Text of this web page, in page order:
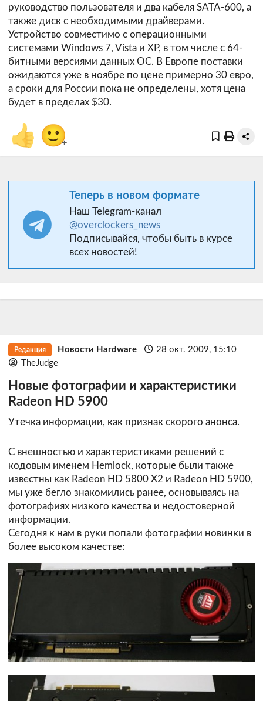
руководство пользователя и два кабеля SATA-600, а
также диск с необходимыми драйверами.
Устройство совместимо с операционными
системами Windows 7, Vista и XP, в том числе с 64-
битными версиями данных ОС. В Европе поставки
ожидаются уже в ноябре по цене примерно 30 евро,
а сроки для России пока не определены, хотя цена
будет в пределах $30.
👍 🙂+
Теперь в новом формате
Наш Telegram-канал
@overclockers_news
Подписывайся, чтобы быть в курсе
всех новостей!
Редакция Новости Hardware
28 окт. 2009, 15:10
TheJudge
Новые фотографии и характеристики
Radeon HD 5900
Утечка информации, как признак скорого анонса.
С внешностью и характеристиками решений с
кодовым именем Hemlock, которые были также
известны как Radeon HD 5800 X2 и Radeon HD 5900,
мы уже бегло знакомились ранее, основываясь на
фотографиях низкого качества и недостоверной
информации.
Сегодня к нам в руки попали фотографии новинки в
более высоком качестве: